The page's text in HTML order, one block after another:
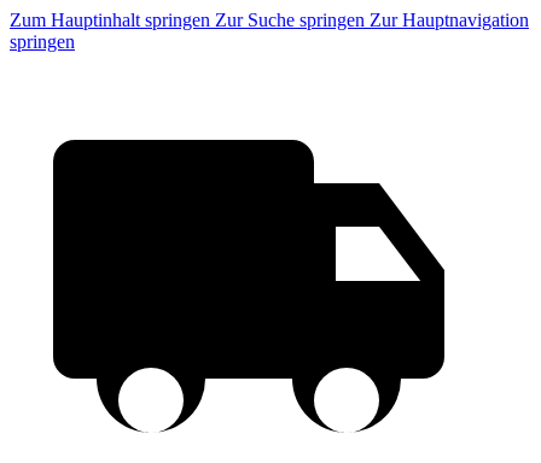
Zum Hauptinhalt springen Zur Suche springen Zur Hauptnavigation
springen